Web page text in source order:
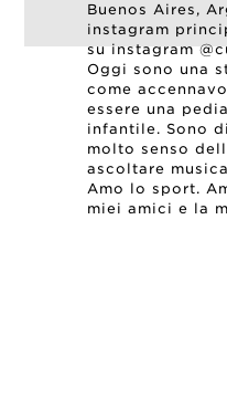
Buenos Aires,
instagram
su instagram
Oggi sono una
come
essere una
infantile. Sono
molto senso
ascoltare
Amo lo sport.
miei amici e la